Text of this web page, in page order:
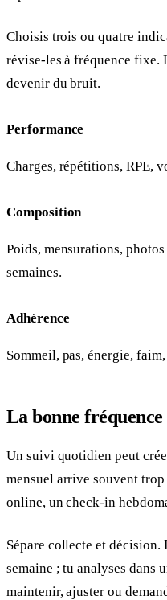
Choisis trois ou quatre
révise-les à fréquence fixe.
devenir du bruit.
Performance
Charges, répétitions, RPE,
Composition
Poids, mensurations,
semaines.
Adhérence
Sommeil, pas, énergie,
La bonne fréquence
Un suivi quotidien peut
mensuel arrive souvent
online, un check-in
Sépare collecte et
semaine ; tu analyses dans
maintenir, ajuster ou